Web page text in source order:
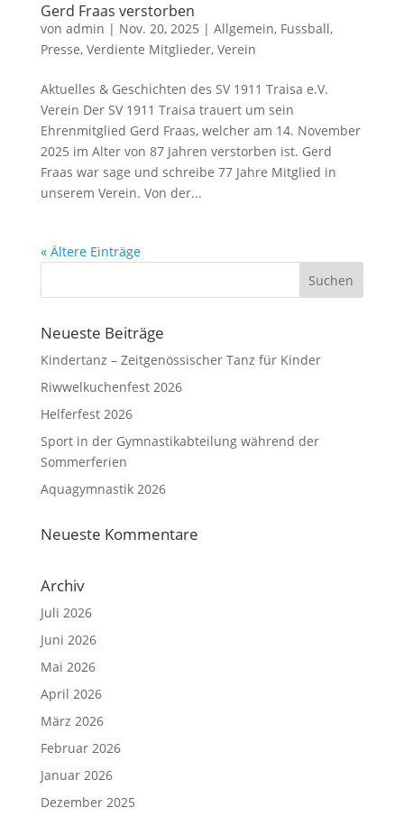
Gerd Fraas verstorben
von admin | Nov. 20, 2025 | Allgemein, Fussball,
Presse, Verdiente Mitglieder, Verein
Aktuelles & Geschichten des SV 1911 Traisa e.V.
Verein Der SV 1911 Traisa trauert um sein
Ehrenmitglied Gerd Fraas, welcher am 14. November
2025 im Alter von 87 Jahren verstorben ist. Gerd
Fraas war sage und schreibe 77 Jahre Mitglied in
unserem Verein. Von der...
« Ältere Einträge
Neueste Beiträge
Kindertanz – Zeitgenössischer Tanz für Kinder
Riwwelkuchenfest 2026
Helferfest 2026
Sport in der Gymnastikabteilung während der
Sommerferien
Aquagymnastik 2026
Neueste Kommentare
Archiv
Juli 2026
Juni 2026
Mai 2026
April 2026
März 2026
Februar 2026
Januar 2026
Dezember 2025